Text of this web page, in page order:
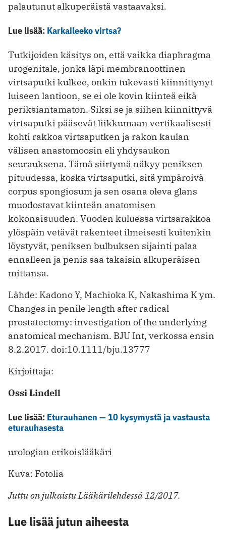
palautunut alkuperäistä vastaavaksi.
Lue lisää: Karkaileeko virtsa?
Tutkijoiden käsitys on, että vaikka diaphragma
urogenitale, jonka läpi membranoottinen
virtsaputki kulkee, onkin tukevasti kiinnittynyt
luiseen lantioon, se ei ole kovin kiinteä eikä
periksiantamaton. Siksi se ja siihen kiinnittyvä
virtsaputki pääsevät liikkumaan vertikaalisesti
kohti rakkoa virtsaputken ja rakon kaulan
välisen anastomoosin eli yhdysaukon
seurauksena. Tämä siirtymä näkyy peniksen
pituudessa, koska virtsaputki, sitä ympäroivä
corpus spongiosum ja sen osana oleva glans
muodostavat kiinteän anatomisen
kokonaisuuden. Vuoden kuluessa virtsarakkoa
ylöspäin vetävät rakenteet ilmeisesti kuitenkin
löystyvät, peniksen bulbuksen sijainti palaa
ennalleen ja penis saa takaisin alkuperäisen
mit­tansa.
Lähde: Kadono Y, Machioka K, Nakashima K ym.
Changes in penile length after radical
prostatectomy: investigation of the underlying
anatomical mechanism. BJU Int, verkossa ensin
8.2.2017. doi:10.1111/bju.13777
Kirjoittaja:
Ossi Lindell
Lue lisää: Eturauhanen — 10 kysymystä ja vastausta
eturauhasesta
urologian erikoislääkäri
Kuva: Fotolia
Juttu on julkaistu Lääkärilehdessä 12/2017.
Lue lisää jutun aiheesta